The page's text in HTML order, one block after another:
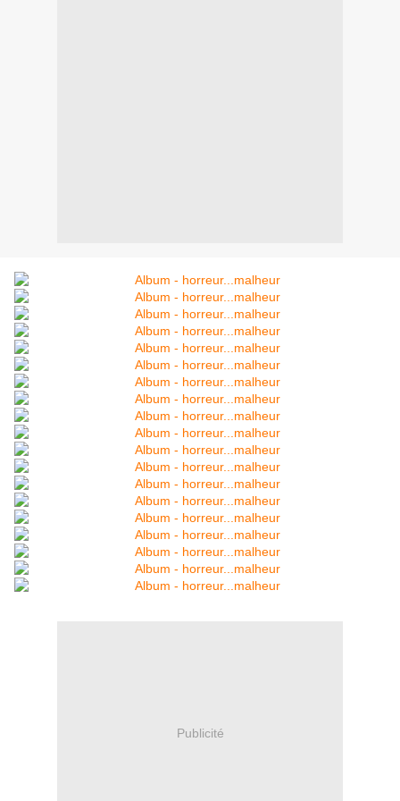
Publicité